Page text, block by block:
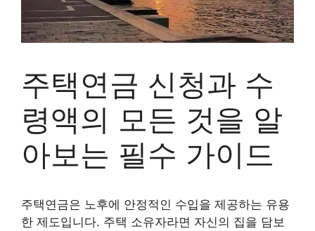
주택연금 신청과 수
령액의 모든 것을 알
아보는 필수 가이드
주택연금은 노후에 안정적인 수입을 제공하는 유용
한 제도입니다. 주택 소유자라면 자신의 집을 담보